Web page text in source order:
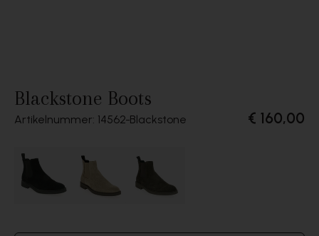
Blackstone Boots
Artikelnummer: 14562 Blackstone € 160,00